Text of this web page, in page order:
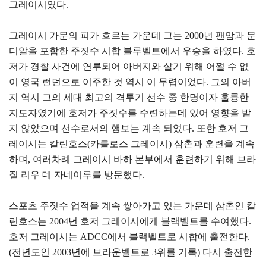
그레이시였다.
그레이시 가문의 피가 흐르는 가운데 그는 2000년 팬암과 문
디알을 포함한 주짓수 시합 블루벨트에서 우승을 하였다. 호
저가 경찰 사건에 연루되어 아버지와 살기 위해 어쩔 수 없
이 영국 런던으로 이주한 것 역시 이 무렵이었다. 그의 아버
지 역시 그의 세대 최고의 격투기 선수 중 한명이자 훌륭한
지도자였기에 호저가 주짓수를 수련하는데 있어 영향을 받
지 않았으며 선수로서의 행보는 계속 되었다. 또한 호저 그
레이시는 칼린호스(카를로스 그레이시) 삼촌과 훈련을 계속
하며, 여러차례 그레이시 바하 본부에서 훈련하기 위해 브라
질 리우 데 자네이루를 방문했다.
스포츠 주짓수 업적을 계속 쌓아가고 있는 가운데 삼촌인 칼
린호스는 2004년 호저 그레이시에게 블랙벨트를 수여했다.
호저 그레이시는 ADCC에서 블랙벨트로 시합에 출전한다.
(전년도인 2003년에 브라운벨트로 3위를 기록) 다시 출전한